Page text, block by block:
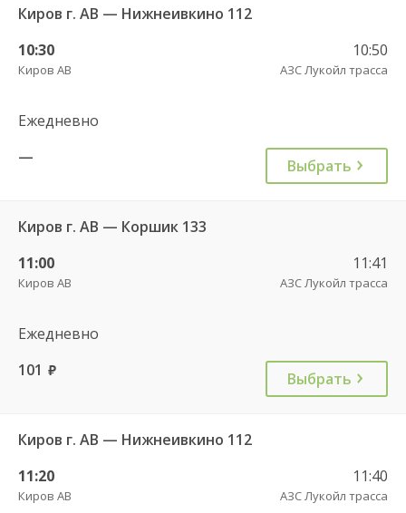
Киров г. АВ — Нижнеивкино 112
10:30
Киров АВ
10:50
АЗС Лукойл трасса
Ежедневно
—
Выбрать
Киров г. АВ — Коршик 133
11:00
Киров АВ
11:41
АЗС Лукойл трасса
Ежедневно
101 руб. Выбрать
Киров г. АВ — Нижнеивкино 112
11:20
Киров АВ
11:40
АЗС Лукойл трасса